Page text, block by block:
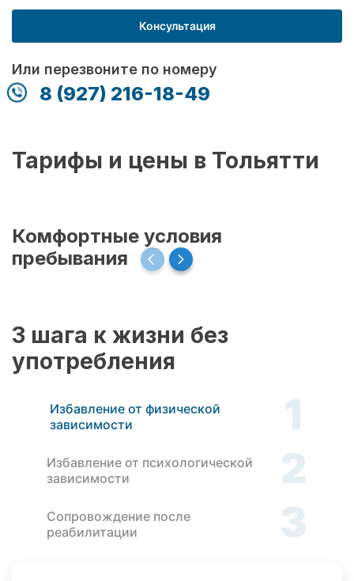
Консультация
Или перезвоните по номеру
8 (927) 216-18-49
Тарифы и цены в Тольятти
Комфортные условия
пребывания
3 шага к жизни без
употребления
Избавление от физической
зависимости
1
Избавление от психологической
зависимости
2
Сопровождение после
реабилитации
3